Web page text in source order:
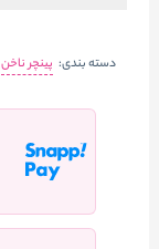
دسته بندی: پینچر ناخن